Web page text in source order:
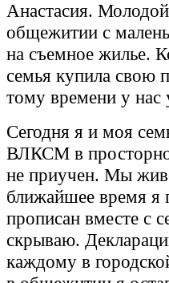
Анастасия.
общежитии с
на съемное жилье.
семья купила свою
тому времени у
Сегодня я и моя
ВЛКСМ в
не приучен. Мы
ближайшее время я
прописан вместе с
скрываю.
каждому в